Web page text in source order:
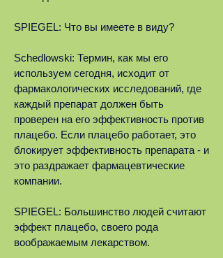
SPIEGEL: Что вы имеете в виду?
Schedlowski: Термин, как мы его
используем сегодня, исходит от
фармакологических исследований, где
каждый препарат должен быть
проверен на его эффективность против
плацебо. Если плацебо работает, это
блокирует эффективность препарата - и
это раздражает фармацевтические
компании.
SPIEGEL: Большинство людей считают
эффект плацебо, своего рода
воображаемым лекарством.